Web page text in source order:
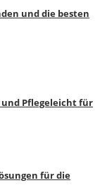
und die besten
Pflegeleicht für
für die